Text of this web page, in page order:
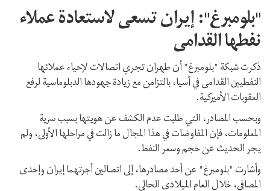
"بلومبرغ": إيران تسعى لاستعادة عملاء
نفطها القدامى
ذكرت شبكة "بلومبرغ" أن طهران تجري اتصالات لإحياء عملائها
النفطيين القدامى في آسيا، بالتزامن مع زيادة جهودها الدبلوماسية لرفع
العقوبات الأميركية.
وبحسب المصادر، التي طلبت عدم الكشف عن هويتها بسبب سرية
المعلومات، فإن المفاوضات في هذا المجال ما زالت في مراحلها الأولى، ولم
يجر الحديث عن حجم وسعر النفط.
وأشارت "بلومبرغ" عن أحد مصادرها، إلى اتصالين أجرتهما إيران وإحدى
المصافي، خلال العام الميلادي الحالي.